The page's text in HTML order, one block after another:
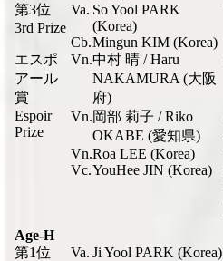
第3位
3rd Prize
Va. So Yool PARK
(Korea)
Cb.Mingun KIM (Korea)
エスポ
アール
賞
Espoir
Prize
Vn.中村 晴 / Haru
NAKAMURA (大阪
府)
Vn.岡部 莉子 / Riko
OKABE (愛知県)
Vn.Roa LEE (Korea)
Vc.YouHee JIN (Korea)
Age-H
第1位
Va. Ji Yool PARK (Korea)